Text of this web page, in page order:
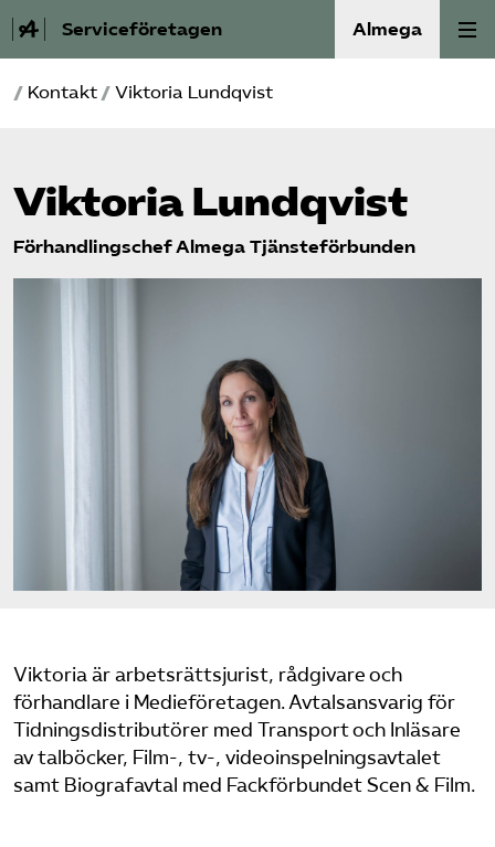
Serviceföretagen Almega
Om Service­företagen
Medlemskap
Auktorisation
Logga in på Arbetsgivarguiden
Press
In English
Om webbplatsen
/ Kontakt / Viktoria Lundqvist
Viktoria Lundqvist
Förhandlingschef Almega Tjänsteförbunden
Viktoria är arbetsrättsjurist, rådgivare och
förhandlare i Medieföretagen. Avtalsansvarig för
Tidningsdistributörer med Transport och Inläsare
av talböcker, Film-, tv-, videoinspelningsavtalet
samt Biografavtal med Fackförbundet Scen & Film.